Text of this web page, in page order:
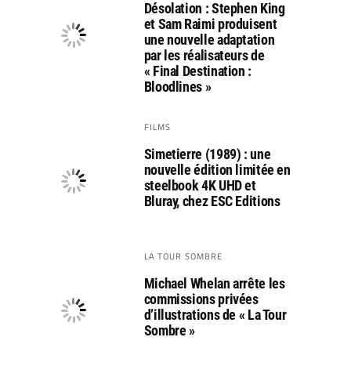
Désolation : Stephen King
et Sam Raimi produisent
une nouvelle adaptation
par les réalisateurs de
« Final Destination :
Bloodlines »
FILMS
Simetierre (1989) : une
nouvelle édition limitée en
steelbook 4K UHD et
Bluray, chez ESC Editions
LA TOUR SOMBRE
Michael Whelan arrête les
commissions privées
d’illustrations de « La Tour
Sombre »